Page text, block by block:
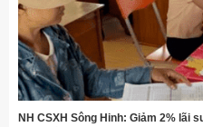
NH CSXH Sông Hinh: Giảm 2% lãi